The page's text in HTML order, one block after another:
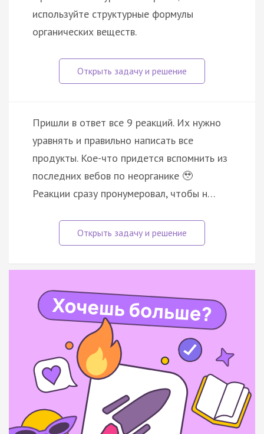
используйте структурные формулы
органических веществ.
Пришли в ответ все 9 реакций. Их нужно
уравнять и правильно написать все
продукты. Кое-что придется вспомнить из
последних вебов по неорганике 🥹
Реакции сразу пронумеровал, чтобы н…